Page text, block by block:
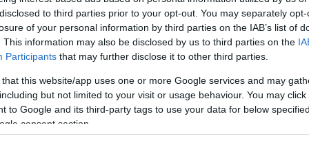
to third parties prior to your opt-out. You may separately
of your personal information by third parties on the IAB’s list of
This information may also be disclosed by us to third parties on the
Participants that may further disclose it to other third parties.
that this website/app uses one or more Google services and may
but not limited to your visit or usage behaviour. You may
to Google and its third-party tags to use your data for below
consent section.
majd képes bonyolulttá, ellentmondásossá és
nem jók, nem rosszak, csak bonyolultak. És éppen ez a
értékes kutatási célponttá teszi.Barbie világa a mi
belé.
Nem róla van szó, hanem mirólunk. Mi ingereljük
azzal, ahogyan a családi viszonyainkat alakítjuk, s végül
fésülködő asztalkájának ártalmatlan, törhetetlen